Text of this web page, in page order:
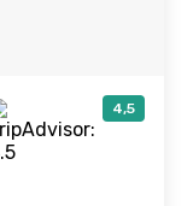
4,5